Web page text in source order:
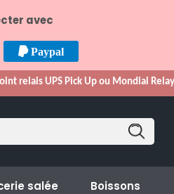
avec
Paypal
relais UPS Pick Up ou Mondial Relay
salée Boissons